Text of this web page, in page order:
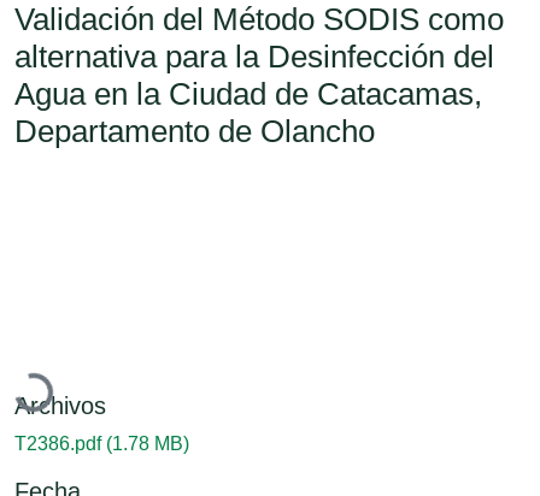
Validación del Método SODIS como
alternativa para la Desinfección del
Agua en la Ciudad de Catacamas,
Departamento de Olancho
Cargando...
Archivos
T2386.pdf (1.78 MB)